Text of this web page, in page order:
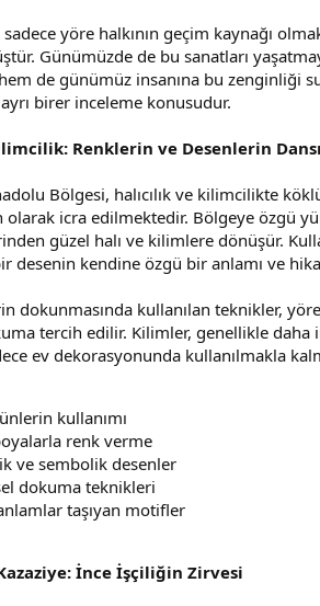
sadece yöre halkının geçim kaynağı
Günümüzde de bu sanatları
de günümüz insanına bu zenginliği
birer inceleme konusudur.
Renklerin ve Desenlerin Dansı
Bölgesi, halıcılık ve kilimcilikte
olarak icra edilmektedir. Bölgeye özgü
güzel halı ve kilimlere dönüşür.
desenin kendine özgü bir anlamı ve
dokunmasında kullanılan teknikler,
tercih edilir. Kilimler, genellikle daha
ev dekorasyonunda kullanılmakla
kullanımı
renk verme
ve sembolik desenler
dokuma teknikleri
taşıyan motifler
İnce İşçiliğin Zirvesi